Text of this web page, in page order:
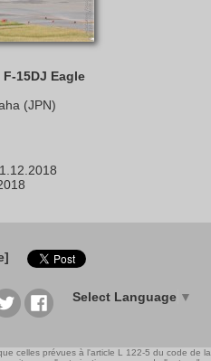
15DJ Eagle
(JPN)
Select Language ▼
celles prévues à l'article L 122-5 du code de la